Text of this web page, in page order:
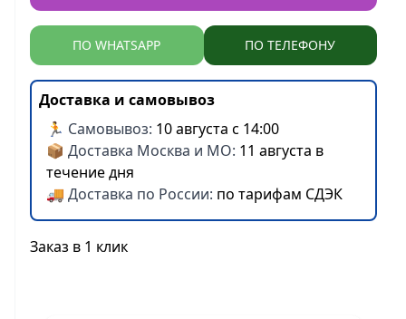
ПО WHATSAPP ПО ТЕЛЕФОНУ
Доставка и самовывоз
🏃 Самовывоз: 10 августа с 14:00
📦 Доставка Москва и МО: 11 августа в
течение дня
🚚 Доставка по России: по тарифам СДЭК
Заказ в 1 клик